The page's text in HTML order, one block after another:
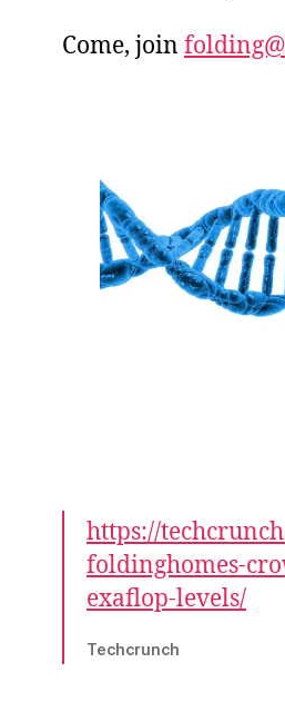
Come, join
https://
foldinghomes-
exaflop-levels/
Techcrunch